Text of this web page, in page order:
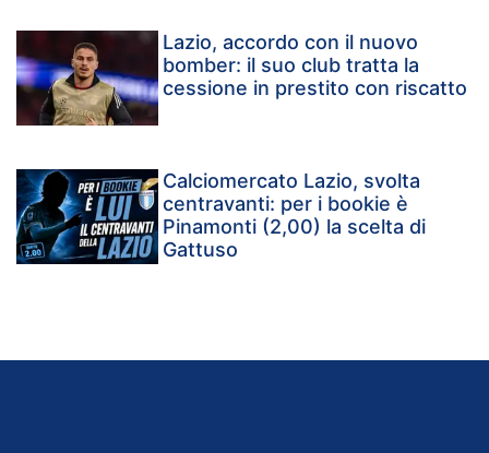
Lazio, accordo con il nuovo
bomber: il suo club tratta la
cessione in prestito con riscatto
Calciomercato Lazio, svolta
centravanti: per i bookie è
Pinamonti (2,00) la scelta di
Gattuso